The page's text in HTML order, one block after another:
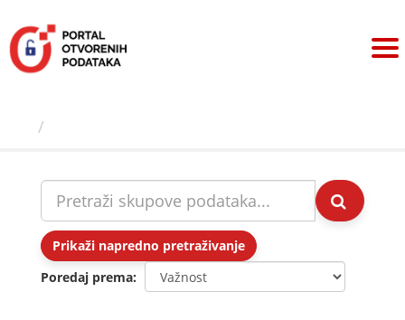
sadržaj
Prikaži napredno pretraživanje
Poredaj prema